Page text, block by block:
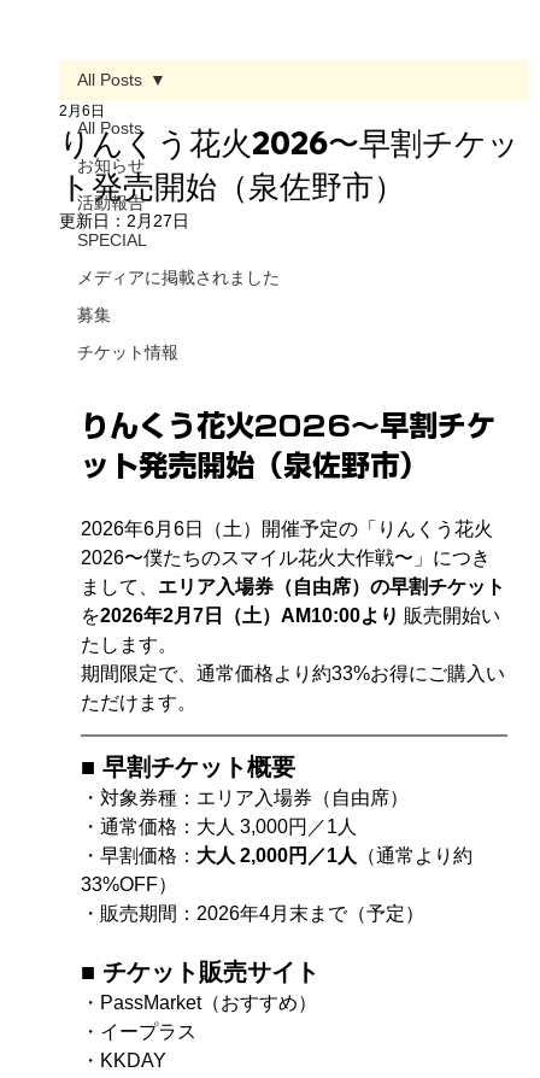
All Posts
お知らせ
活動報告
SPECIAL
メディアに掲載されました
募集
チケット情報
All Posts
りんくう花火2026〜早割チケッ
ト発売開始（泉佐野市）
2月6日
更新日： 2月27日
りんくう花火2026〜早割チケ
ット発売開始（泉佐野市）
2026年6月6日（土）開催予定の「りんくう花火
2026〜僕たちのスマイル花火大作戦〜」につき
まして、 エリア入場券（自由席）の早割チケット
を2026年2月7日（土）AM10:00より 販売開始い
たします。
期間限定で、通常価格より約33%お得にご購入い
ただけます。
■ 早割チケット概要
・対象券種：エリア入場券（自由席）
・通常価格：大人 3,000円／1人
・早割価格： 大人 2,000円／1人
（通常より約
33%OFF）
・販売期間：2026年4月末まで（予定）
■ チケット販売サイト
・PassMarket（おすすめ）
・イープラス
・KKDAY